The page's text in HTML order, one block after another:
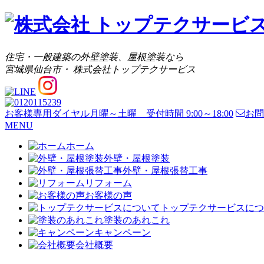
住宅・一般建築の外壁塗装、屋根塗装なら
宮城県仙台市・ 株式会社トップテクサービス
お客様専用ダイヤル月曜～土曜 受付時間 9:00～18:00
お
MENU
ホーム
外壁・屋根塗装
外壁・屋根張替工事
リフォーム
お客様の声
トップテクサービスに
塗装のあれこれ
キャンペーン
会社概要